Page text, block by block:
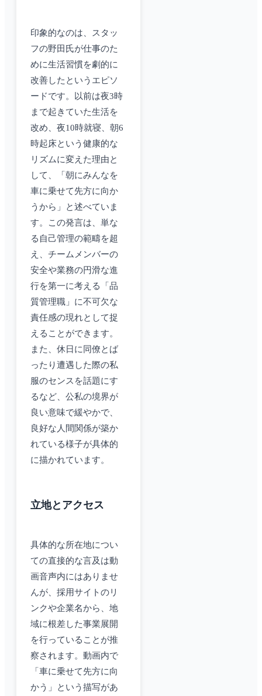
印象的なのは、スタッ
フの野田氏が仕事のた
めに生活習慣を劇的に
改善したというエピソ
ードです。以前は夜3時
まで起きていた生活を
改め、夜10時就寝、朝6
時起床という健康的な
リズムに変えた理由と
して、「朝にみんなを
車に乗せて先方に向か
うから」と述べていま
す。この発言は、単な
る自己管理の範疇を超
え、チームメンバーの
安全や業務の円滑な進
行を第一に考える「品
質管理職」に不可欠な
責任感の現れとして捉
えることができます。
また、休日に同僚とば
ったり遭遇した際の私
服のセンスを話題にす
るなど、公私の境界が
良い意味で緩やかで、
良好な人間関係が築か
れている様子が具体的
に描かれています。
立地とアクセス
具体的な所在地につい
ての直接的な言及は動
画音声内にはありませ
んが、採用サイトのリ
ンクや企業名から、地
域に根差した事業展開
を行っていることが推
察されます。動画内で
「車に乗せて先方に向
かう」という描写があ